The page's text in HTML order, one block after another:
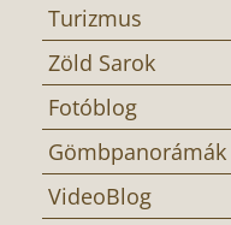
Turizmus
Zöld Sarok
Fotóblog
Gömbpanorámák
VideoBlog